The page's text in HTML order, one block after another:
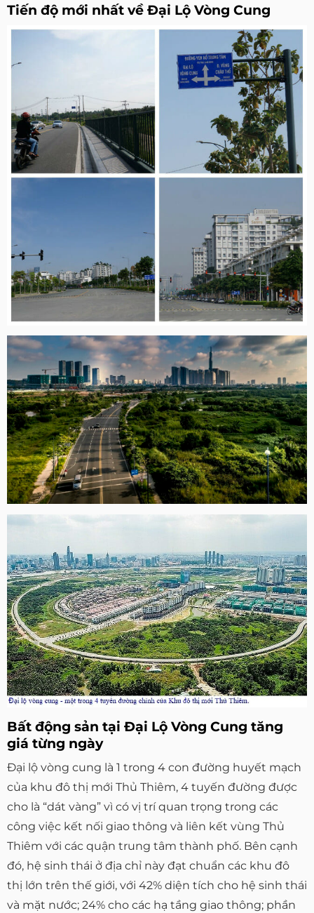
Tiến độ mới nhất về Đại Lộ Vòng Cung
Bất động sản tại Đại Lộ Vòng Cung tăng
giá từng ngày
Đại lộ vòng cung là 1 trong 4 con đường huyết mạch
của khu đô thị mới Thủ Thiêm, 4 tuyến đường được
cho là “dát vàng” vì có vị trí quan trọng trong các
công việc kết nối giao thông và liên kết vùng Thủ
Thiêm với các quận trung tâm thành phố. Bên cạnh
đó, hệ sinh thái ở địa chỉ này đạt chuẩn các khu đô
thị lớn trên thế giới, với 42% diện tích cho hệ sinh thái
và mặt nước; 24% cho các hạ tầng giao thông; phần